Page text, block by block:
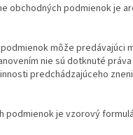
obchodných podmienok je
môže predávajúci
nie sú dotknuté
predchádzajúceho
podmienok je vzorový